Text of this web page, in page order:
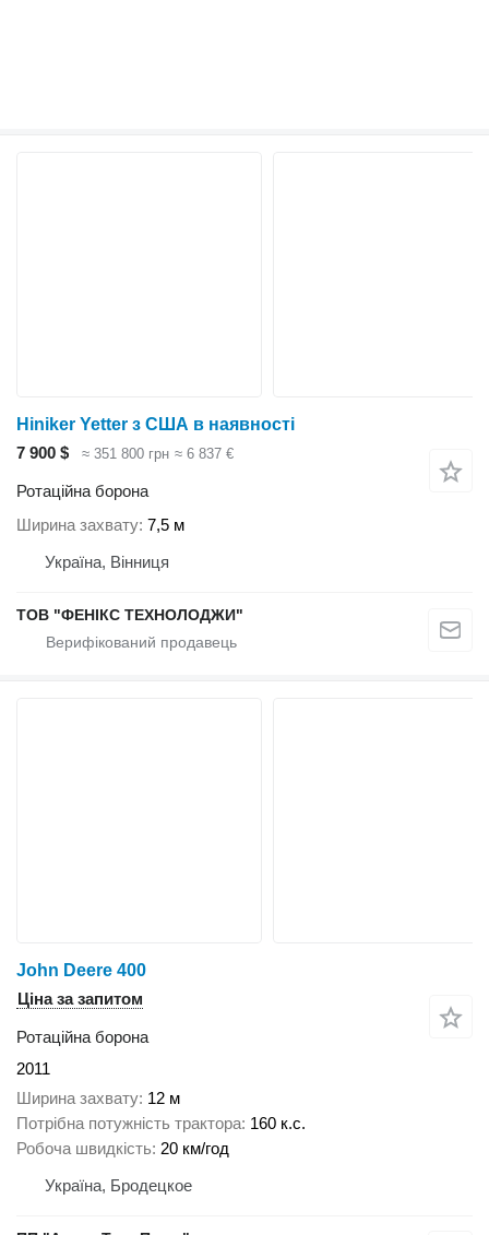
Hiniker Yetter з США в наявності
7 900 $
≈ 351 800 грн ≈ 6 837 €
Ротаційна борона
Ширина захвату 7,5 м
Україна, Вінниця
ТОВ "ФЕНІКС ТЕХНОЛОДЖИ"
John Deere 400
Ціна за запитом
Ротаційна борона
2011
Ширина захвату 12 м
Потрібна потужність трактора 160 к.с.
Робоча швидкість 20 км/год
Україна, Бродецкое